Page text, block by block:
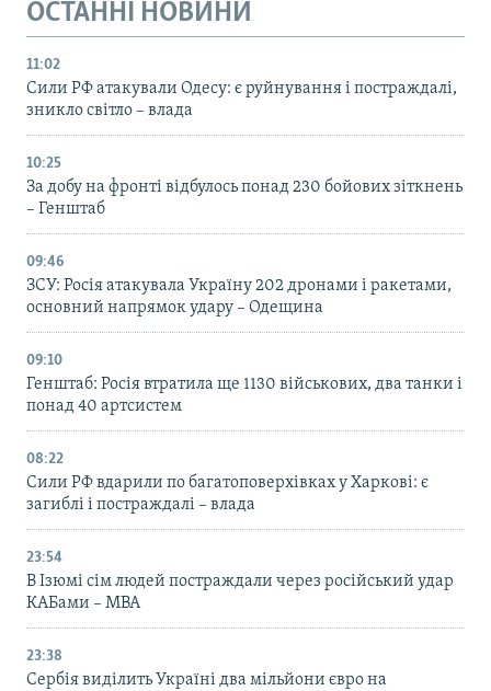
ОСТАННІ НОВИНИ
11:02
Сили РФ атакували Одесу: є руйнування і постраждалі,
зникло світло – влада
10:25
За добу на фронті відбулось понад 230 бойових зіткнень
– Генштаб
09:46
ЗСУ: Росія атакувала Україну 202 дронами і ракетами,
основний напрямок удару – Одещина
09:10
Генштаб: Росія втратила ще 1130 військових, два танки і
понад 40 артсистем
08:22
Сили РФ вдарили по багатоповерхівках у Харкові: є
загиблі і постраждалі – влада
23:54
В Ізюмі сім людей постраждали через російський удар
КАБами – МВА
23:38
Сербія виділить Україні два мільйони євро на